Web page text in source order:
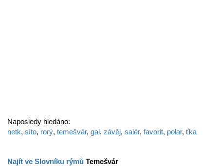
Naposledy hledáno:
netk, síto, rorý, temešvár, gal, závěj, salér, favorit, polar, ťka
Najít ve Slovníku rýmů Temešvár